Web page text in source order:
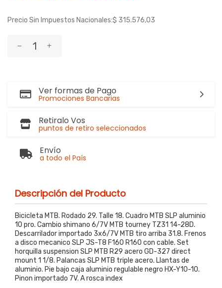
Precio Sin Impuestos Nacionales:$ 315.576,03
Ver formas de Pago
Promociones Bancarias
Retiralo Vos
puntos de retiro seleccionados
Envío
a todo el País
Descripción del Producto
Bicicleta MTB. Rodado 29. Talle 18. Cuadro MTB SLP aluminio
10 pro. Cambio shimano 6/7V MTB tourney TZ31 14-28D.
Descarrilador importado 3x6/7V MTB tiro arriba 31.8. Frenos
a disco mecanico SLP JS-T8 F160 R160 con cable. Set
horquilla suspension SLP MTB R29 acero GD-327 direct
mount 1 1/8. Palancas SLP MTB triple acero. Llantas de
aluminio. Pie bajo caja aluminio regulable negro HX-Y10-10.
Pinon importado 7V. A rosca index